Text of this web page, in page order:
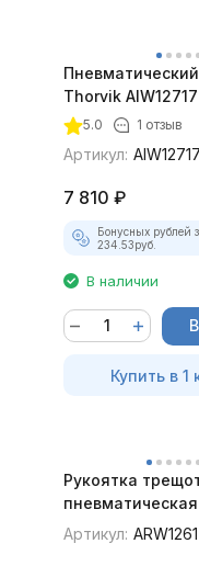
Thorvik
5.0 1 отзыв
Артикул: AIW12717
7 810 ₽
Бонусных рублей
234.53руб.
В наличии
Купить в 1
Рукоятка
ARW1261 1/2"DR
Артикул: ARW1261